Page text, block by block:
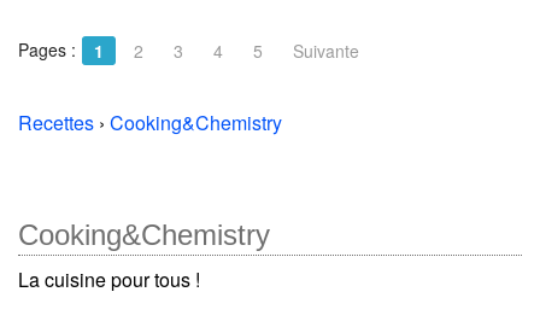
Pages : 1 2 3 4 5 Suivante
Recettes › Cooking&Chemistry
Cooking&Chemistry
La cuisine pour tous !